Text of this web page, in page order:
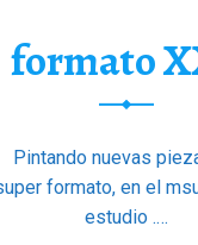
formato
Pintando nuevas
formato, en el
estudio .…